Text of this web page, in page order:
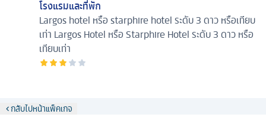
โรงแรมและที่พัก
Largos hotel หรือ starphire hotel ระดับ 3 ดาว หรือเทียบ
เท่า Largos Hotel หรือ Starphire Hotel ระดับ 3 ดาว หรือ
เทียบเท่า
กลับไปหน้าแพ็คเกจ